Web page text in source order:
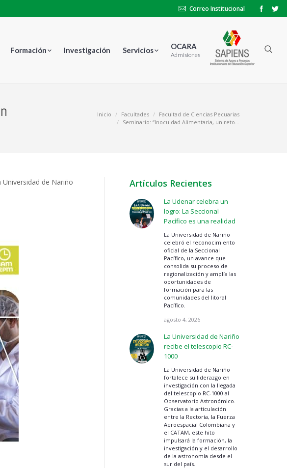
Correo Institucional
Formación Investigación Servicios OCARA
Admisiones
Inicio Facultades
Facultad de Ciencias Pecuarias
Seminario: “Inocuidad Alimentaria, un reto…
Universidad de Nariño
Artículos Recientes
La Udenar celebra un
logro: La Seccional
Pacífico es una realidad
La Universidad de Nariño
celebró el reconocimiento
oficial de la Seccional
Pacífico, un avance que
consolida su proceso de
regionalización y amplía las
oportunidades de
formación para las
comunidades del litoral
Pacífico.
agosto 4, 2026
La Universidad de Nariño
recibe el telescopio RC-
1000
La Universidad de Nariño
fortalece su liderazgo en
investigación con la llegada
del telescopio RC-1000 al
Observatorio Astronómico.
Gracias a la articulación
entre la Rectoría, la Fuerza
Aeroespacial Colombiana y
el CATAM, este hito
impulsará la formación, la
investigación y el desarrollo
de la astronomía desde el
sur del país.